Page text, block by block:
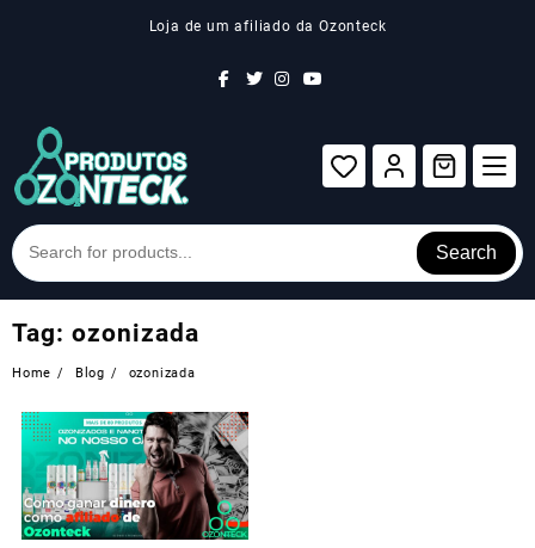
Loja de um afiliado da Ozonteck
Search
Tag: ozonizada
Home Blog ozonizada